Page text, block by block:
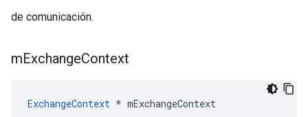
de comunicación.
mExchangeContext
ExchangeContext * mExchangeContext